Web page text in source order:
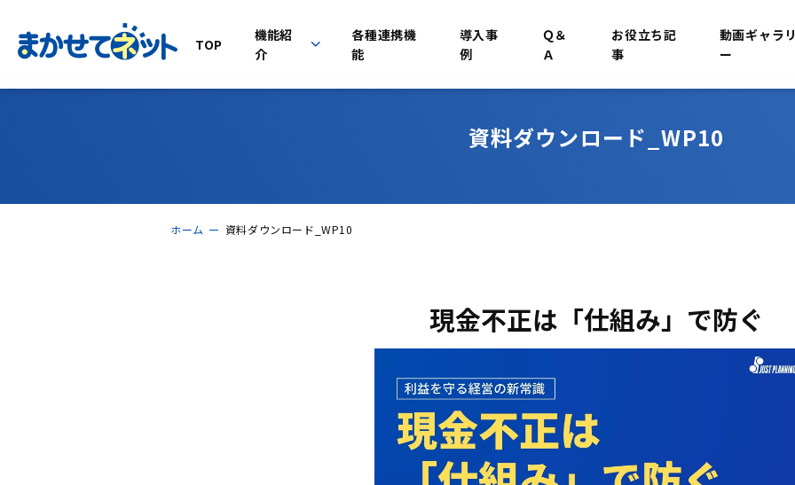
TOP
機能紹
介
各種連携機
能
導入事
例
Ｑ＆
Ａ
お役立ち記
事
動画ギャラリ
ー
資料ダウンロード_WP10
ホーム 資料ダウンロード_WP10
現金不正は「仕組み」で防ぐ